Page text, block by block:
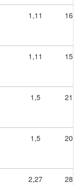
1,11 1650
1,11 1550
1,5 2160
1,5 2030
2,27 2800